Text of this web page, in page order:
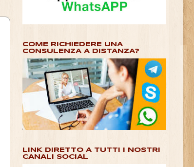
COME RICHIEDERE UNA
CONSULENZA A DISTANZA?
LINK DIRETTO A TUTTI I NOSTRI
CANALI SOCIAL